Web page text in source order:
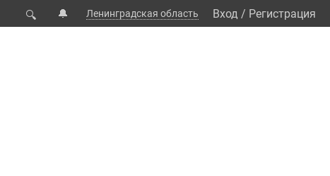
🔍 🔔 Ленинградская область Вход / Регистрация